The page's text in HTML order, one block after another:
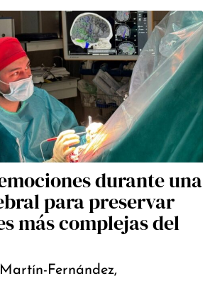
durante una
para preservar
más complejas del
Fernández,